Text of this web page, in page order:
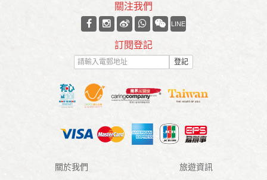
關注我們
LINE
訂閱登記
登記
關於我們
旅遊資訊